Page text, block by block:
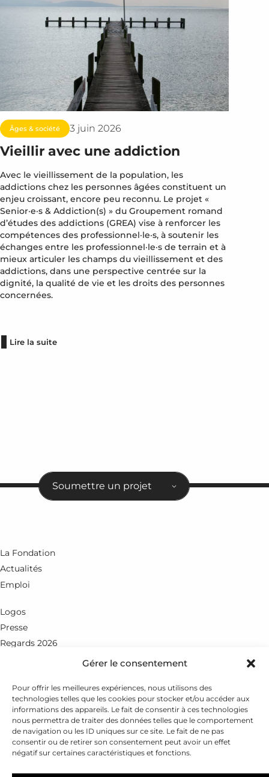
Gérer le consentement
Pour offrir les meilleures expériences, nous utilisons des
technologies telles que les cookies pour stocker et/ou accéder aux
informations des appareils. Le fait de consentir à ces technologies
nous permettra de traiter des données telles que le comportement
de navigation ou les ID uniques sur ce site. Le fait de ne pas
consentir ou de retirer son consentement peut avoir un effet
négatif sur certaines caractéristiques et fonctions.
Âges & société 3 juin 2026
Vieillir avec une addiction
Avec le vieillissement de la population, les
addictions chez les personnes âgées constituent un
enjeu croissant, encore peu reconnu. Le projet «
Senior·e·s & Addiction(s) » du Groupement romand
d’études des addictions (GREA) vise à renforcer les
compétences des professionnel·le·s, à soutenir les
échanges entre les professionnel·le·s de terrain et à
mieux articuler les champs du vieillissement et des
addictions, dans une perspective centrée sur la
dignité, la qualité de vie et les droits des personnes
concernées.
Lire la suite
Soumettre un projet
La Fondation
Actualités
Emploi
Logos
Presse
Regards 2026
Rue du Petit-Chêne 18
+41 21 351 25 55
fondation@leenaards.ch